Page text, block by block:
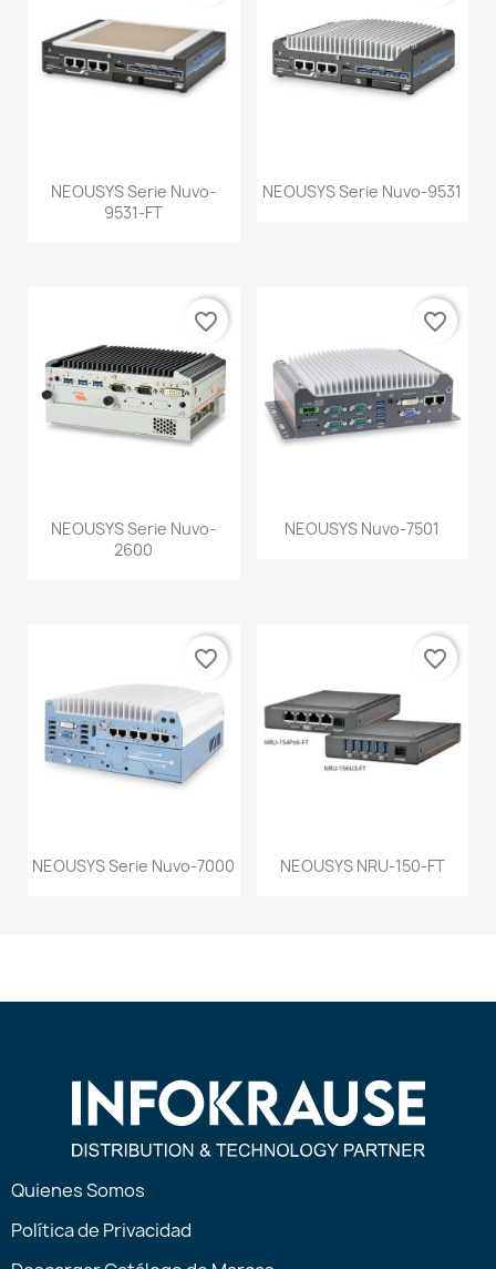
NEOUSYS Serie Nuvo-
9531-FT
NEOUSYS Serie Nuvo-9531
NEOUSYS Serie Nuvo-
2600
favorite_border
NEOUSYS Nuvo-7501
favorite_border
NEOUSYS Serie Nuvo-7000
favorite_border
NEOUSYS NRU-150-FT
favorite_border
Quienes Somos
Política de Privacidad